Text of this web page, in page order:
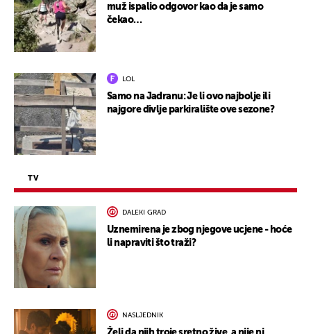
muž ispalio odgovor kao da je samo
čekao…
LOL
Samo na Jadranu: Je li ovo najbolje ili
najgore divlje parkiralište ove sezone?
TV
DALEKI GRAD
Uznemirena je zbog njegove ucjene - hoće
li napraviti što traži?
NASLJEDNIK